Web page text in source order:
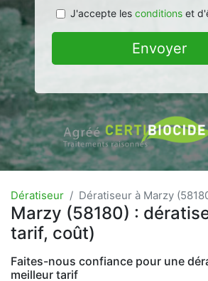
J'accepte les conditionset
Envoyer
Dératiseur Dératiseur à Marzy
Marzy (58180) :
tarif, coût)
Faites-nous confiance pour une
meilleur tarif